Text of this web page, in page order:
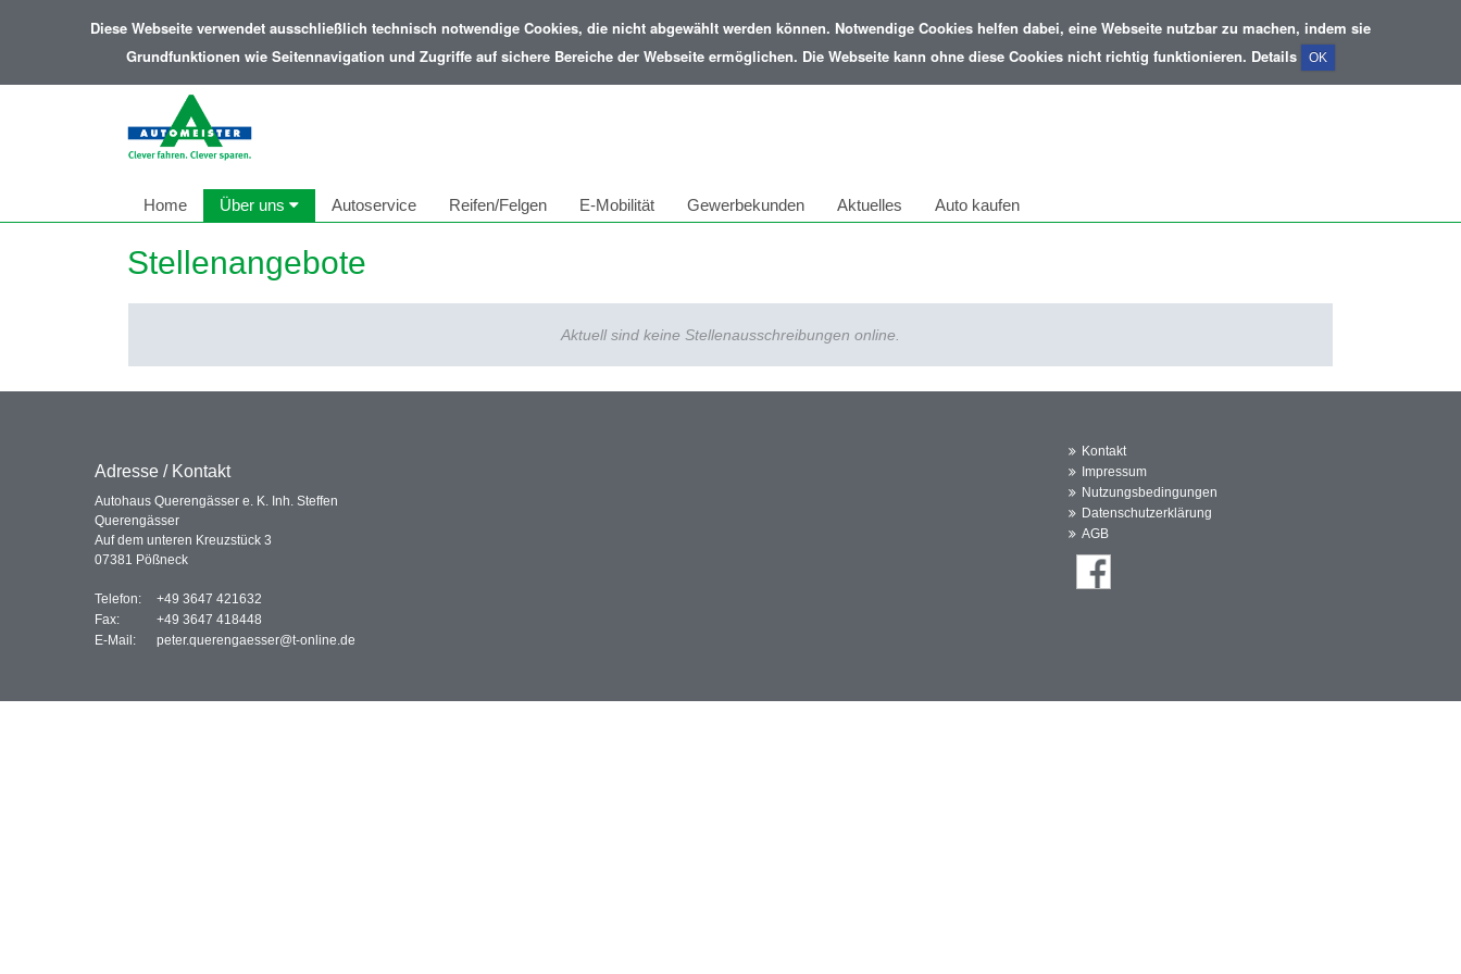
Diese Webseite verwendet ausschließlich technisch notwendige Cookies, die nicht abgewählt werden können. Notwendige Cookies helfen dabei, eine Webseite nutzbar zu machen, indem sie
Grundfunktionen wie Seitennavigation und Zugriffe auf sichere Bereiche der Webseite ermöglichen. Die Webseite kann ohne diese Cookies nicht richtig funktionieren. Details OK
Home Über uns Autoservice Reifen/Felgen E-Mobilität Gewerbekunden Aktuelles Auto kaufen
Stellenangebote
Aktuell sind keine Stellenausschreibungen online.
Adresse / Kontakt
Autohaus Querengässer e. K. Inh. Steffen
Querengässer
Auf dem unteren Kreuzstück 3
07381 Pößneck
Telefon:
+49 3647 421632
Fax:
+49 3647 418448
E-Mail:
peter.querengaesser@t-online.de
Kontakt
Impressum
Nutzungsbedingungen
Datenschutzerklärung
AGB